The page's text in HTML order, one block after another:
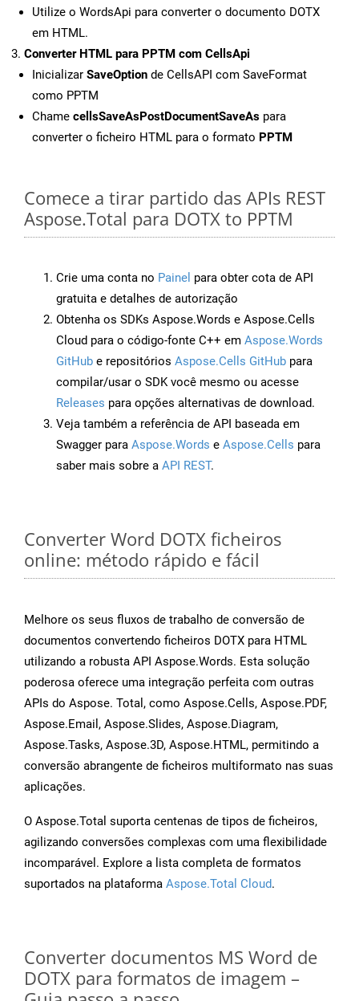
Utilize o WordsApi para converter o documento DOTX
em HTML.
Converter HTML para PPTM com CellsApi
Inicializar SaveOption de CellsAPI com SaveFormat
como PPTM
Chame cellsSaveAsPostDocumentSaveAs para
converter o ficheiro HTML para o formato PPTM
Comece a tirar partido das APIs REST
Aspose.Total para DOTX to PPTM
Crie uma conta no Painel para obter cota de API
gratuita e detalhes de autorização
Obtenha os SDKs Aspose.Words e Aspose.Cells
Cloud para o código-fonte C++ em Aspose.Words
GitHub e repositórios Aspose.Cells GitHub para
compilar/usar o SDK você mesmo ou acesse
Releases para opções alternativas de download.
Veja também a referência de API baseada em
Swagger para Aspose.Words e Aspose.Cells para
saber mais sobre a API REST.
Converter Word DOTX ficheiros
online: método rápido e fácil
Melhore os seus fluxos de trabalho de conversão de
documentos convertendo ficheiros DOTX para HTML
utilizando a robusta API Aspose.Words. Esta solução
poderosa oferece uma integração perfeita com outras
APIs do Aspose. Total, como Aspose.Cells, Aspose.PDF,
Aspose.Email, Aspose.Slides, Aspose.Diagram,
Aspose.Tasks, Aspose.3D, Aspose.HTML, permitindo a
conversão abrangente de ficheiros multiformato nas suas
aplicações.
O Aspose.Total suporta centenas de tipos de ficheiros,
agilizando conversões complexas com uma flexibilidade
incomparável. Explore a lista completa de formatos
suportados na plataforma Aspose.Total Cloud.
Converter documentos MS Word de
DOTX para formatos de imagem –